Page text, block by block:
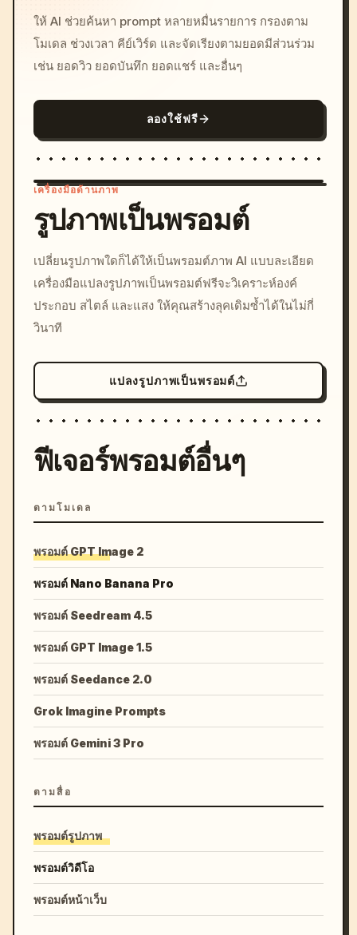
ให้ AI ช่วยค้นหา prompt หลายหมื่นรายการ กรองตาม
โมเดล ช่วงเวลา คีย์เวิร์ด และจัดเรียงตามยอดมีส่วนร่วม
เช่น ยอดวิว ยอดบันทึก ยอดแชร์ และอื่นๆ
ลองใช้ฟรี
c, cyberpunk sunset, neon
colors, 8k --v 6.0
เครื่องมือด้านภาพ
รูปภาพเป็นพรอมต์
เปลี่ยนรูปภาพใดก็ได้ให้เป็นพรอมต์ภาพ AI แบบละเอียด
เครื่องมือแปลงรูปภาพเป็นพรอมต์ฟรีจะวิเคราะห์องค์
ประกอบ สไตล์ และแสง ให้คุณสร้างลุคเดิมซ้ำได้ในไม่กี่
วินาที
แปลงรูปภาพเป็นพรอมต์
ฟีเจอร์พรอมต์อื่นๆ
ตามโมเดล
พรอมต์ GPT Image 2
พรอมต์ Nano Banana Pro
พรอมต์ Seedream 4.5
พรอมต์ GPT Image 1.5
พรอมต์ Seedance 2.0
Grok Imagine Prompts
พรอมต์ Gemini 3 Pro
ตามสื่อ
พรอมต์รูปภาพ
พรอมต์วิดีโอ
พรอมต์หน้าเว็บ